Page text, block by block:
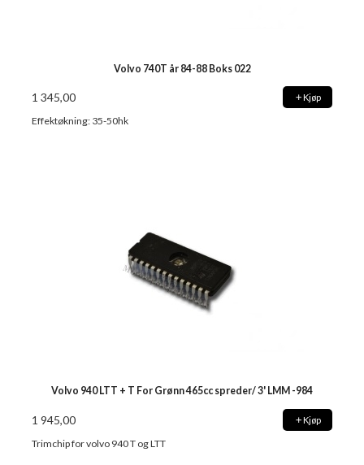
Volvo 740T år 84-88 Boks 022
1 345,00 Kjøp
Effektøkning: 35-50hk
Volvo 940 LTT + T For Grønn 465cc spreder/ 3' LMM -984
1 945,00 Kjøp
Trimchip for volvo 940 T og LTT